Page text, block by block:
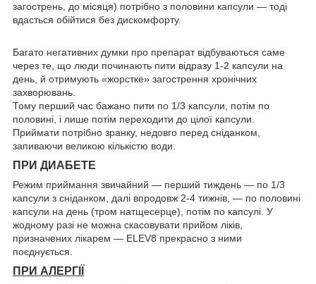
загострень, до місяця) потрібно з половини капсули — тоді
вдасться обійтися без дискомфорту.
Багато негативних думки про препарат відбуваються саме
через те, що люди починають пити відразу 1-2 капсули на
день, й отримують «жорстке» загострення хронічних
захворювань.
Тому перший час бажано пити по 1/3 капсули, потім по
половині, і лише потім переходити до цілої капсули.
Приймати потрібно зранку, недовго перед сніданком,
запиваючи великою кількістю води.
ПРИ ДИАБЕТЕ
Режим приймання звичайний — перший тиждень — по 1/3
капсули з сніданком, далі впродовж 2-4 тижнів, — по половині
капсули на день (тром натщесерце), потім по капсулі. У
жодному разі не можна скасовувати прийом ліків,
призначених лікарем — ELEV8 прекрасно з ними
поєднується.
ПРИ АЛЕРГІЇ